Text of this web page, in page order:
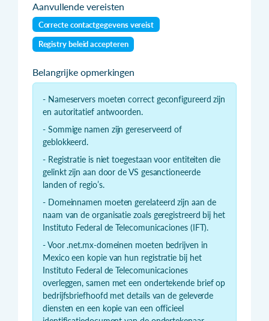
Aanvullende vereisten
Correcte contactgegevens vereist
Registry beleid accepteren
Belangrijke opmerkingen
- Nameservers moeten correct geconfigureerd zijn
en autoritatief antwoorden.
- Sommige namen zijn gereserveerd of
geblokkeerd.
- Registratie is niet toegestaan voor entiteiten die
gelinkt zijn aan door de VS gesanctioneerde
landen of regio’s.
- Domeinnamen moeten gerelateerd zijn aan de
naam van de organisatie zoals geregistreerd bij het
Instituto Federal de Telecomunicaciones (IFT).
- Voor .net.mx-domeinen moeten bedrijven in
Mexico een kopie van hun registratie bij het
Instituto Federal de Telecomunicaciones
overleggen, samen met een ondertekende brief op
bedrijfsbriefhoofd met details van de geleverde
diensten en een kopie van een officieel